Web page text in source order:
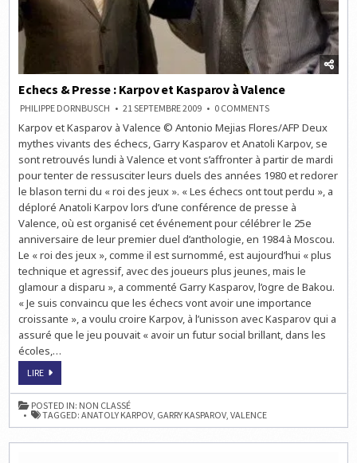
Echecs & Presse : Karpov et Kasparov à Valence
PHILIPPE DORNBUSCH 21 SEPTEMBRE 2009 0 COMMENTSON
&
:
KARPOV
ET
KASPAROV
VALENCE
Karpov et Kasparov à Valence © Antonio Mejias Flores/AFP Deux
mythes vivants des échecs, Garry Kasparov et Anatoli Karpov, se
sont retrouvés lundi à Valence et vont s’affronter à partir de mardi
pour tenter de ressusciter leurs duels des années 1980 et redorer
le blason terni du « roi des jeux ». « Les échecs ont tout perdu », a
déploré Anatoli Karpov lors d’une conférence de presse à
Valence, où est organisé cet événement pour célébrer le 25e
anniversaire de leur premier duel d’anthologie, en 1984 à Moscou.
Le « roi des jeux », comme il est surnommé, est aujourd’hui « plus
technique et agressif, avec des joueurs plus jeunes, mais le
glamour a disparu », a commenté Garry Kasparov, l’ogre de Bakou.
« Je suis convaincu que les échecs vont avoir une importance
croissante », a voulu croire Karpov, à l’unisson avec Kasparov qui a
assuré que le jeu pouvait « avoir un futur social brillant, dans les
écoles,…
LIREECHECS
PRESSE
:
KARPOV
ET
KASPAROV
POSTED IN: NON CLASSÉ
TAGGED:ANATOLY KARPOV GARRY KASPAROV ,VALENCE